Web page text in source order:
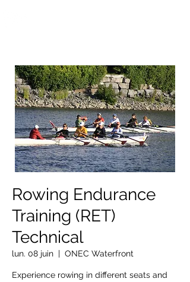
Rowing Endurance
Training (RET)
Technical
lun. 08 juin
  |
ONEC Waterfront
Experience rowing in different seats and